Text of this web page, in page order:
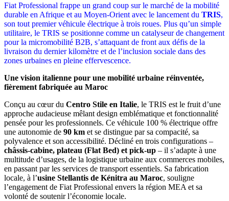
Fiat Professional frappe un grand coup sur le marché de la mobilité
durable en Afrique et au Moyen-Orient avec le lancement du TRIS,
son tout premier véhicule électrique à trois roues. Plus qu’un simple
utilitaire, le TRIS se positionne comme un catalyseur de changement
pour la micromobilité B2B, s’attaquant de front aux défis de la
livraison du dernier kilomètre et de l’inclusion sociale dans des
zones urbaines en pleine effervescence.
Une vision italienne pour une mobilité urbaine réinventée,
fièrement fabriquée au Maroc
Conçu au cœur du Centro Stile en Italie, le TRIS est le fruit d’une
approche audacieuse mêlant design emblématique et fonctionnalité
pensée pour les professionnels. Ce véhicule 100 % électrique offre
une autonomie de 90 km et se distingue par sa compacité, sa
polyvalence et son accessibilité. Décliné en trois configurations –
châssis-cabine, plateau (Flat Bed) et pick-up – il s’adapte à une
multitude d’usages, de la logistique urbaine aux commerces mobiles,
en passant par les services de transport essentiels. Sa fabrication
locale, à l’usine Stellantis de Kénitra au Maroc, souligne
l’engagement de Fiat Professional envers la région MEA et sa
volonté de soutenir l’économie locale.